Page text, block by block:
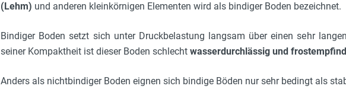
(Lehm) und anderen kleinkörnigen Elementen wird als bindiger Boden bezeichnet.
Bindiger Boden setzt sich unter Druckbelastung langsam über einen sehr
seiner Kompaktheit ist dieser Boden schlecht wasserdurchlässig und
Anders als nichtbindiger Boden eignen sich bindige Böden nur sehr bedingt als